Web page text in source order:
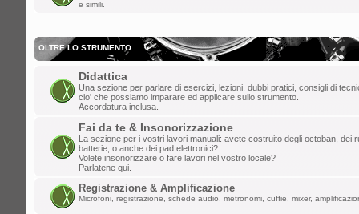
ChupaChups
che ha distrutto i forum per dare la
mar mar 11, 2025 10:13 am
DannyK»Un salutone ragazzi!
ven feb 07, 2025 6:45 pm
Gionz»Evvai! Grande Mr. Tagliatella!
mer dic 25, 2024 8:06 am
Mr.Tagliatella
saluto a tutti, il primo amore non si
e simili.
OLTRE LO STRUMENTO
Didattica
Una sezione per parlare di esercizi, lezioni, dubbi pratici, consigli di
cio' che possiamo imparare ed applicare sullo strumento.
Accordatura inclusa.
Fai da te & Insonorizzazione
La sezione per i vostri lavori manuali: avete costruito degli octoban, dei
batterie, o anche dei pad elettronici?
Volete insonorizzare o fare lavori nel vostro locale?
Parlatene qui.
Registrazione & Amplificazione
Microfoni, registrazione, schede audio, metronomi, cuffie, mixer,